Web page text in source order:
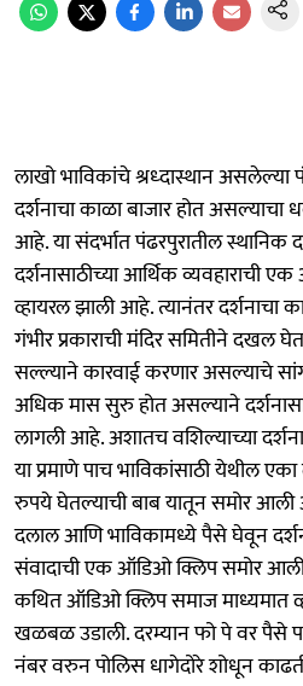
लाखो भाविकांचे श्रध्दास्थान असलेल्या
दर्शनाचा काळा बाजार होत
आहे. या संदर्भात पंढरपुरातील
दर्शनासाठीच्या आर्थिक व्यवहाराची
व्हायरल झाली आहे. त्यानंतर दर्शनाचा
गंभीर प्रकाराची मंदिर समितीने दखल
सल्ल्याने कारवाई करणार असल्याचे
अधिक मास सुरु होत असल्याने
लागली आहे. अशातच वशिल्याच्या
या प्रमाणे पाच भाविकांसाठी येथील
रुपये घेतल्याची बाब यातून समोर आली
दलाल आणि भाविकामध्ये पैसे घेवून
संवादाची एक ऑडिओ क्लिप समोर
कथित ऑडिओ क्लिप समाज माध्यमात
खळबळ उडाली. दरम्यान फो पे वर पैसे
नंबर वरुन पोलिस धागेदोरे शोधून